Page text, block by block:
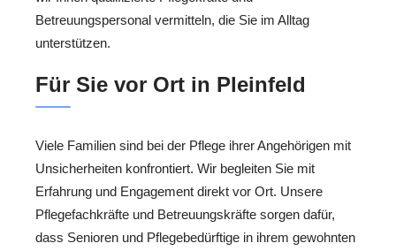
Betreuungspersonal vermitteln, die Sie im Alltag
unterstützen.
Für Sie vor Ort in Pleinfeld
Viele Familien sind bei der Pflege ihrer Angehörigen mit
Unsicherheiten konfrontiert. Wir begleiten Sie mit
Erfahrung und Engagement direkt vor Ort. Unsere
Pflegefachkräfte und Betreuungskräfte sorgen dafür,
dass Senioren und Pflegebedürftige in ihrem gewohnten